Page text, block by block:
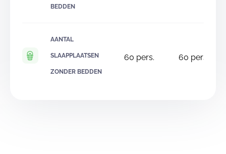
BEDDEN
AANTAL
SLAAPPLAATSEN
ZONDER BEDDEN
60 pers. 60 pers.